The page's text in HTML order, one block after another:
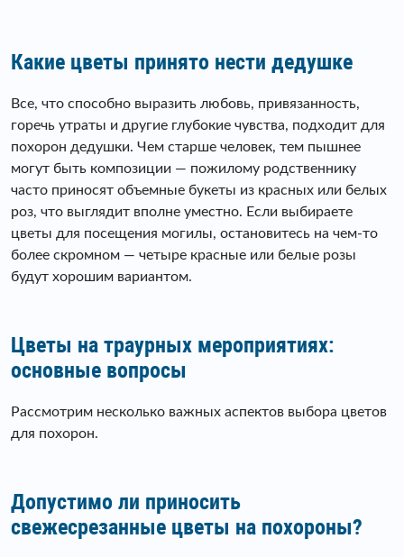
Какие цветы принято нести дедушке
Все, что способно выразить любовь, привязанность,
горечь утраты и другие глубокие чувства, подходит для
похорон дедушки. Чем старше человек, тем пышнее
могут быть композиции — пожилому родственнику
часто приносят объемные букеты из красных или белых
роз, что выглядит вполне уместно. Если выбираете
цветы для посещения могилы, остановитесь на чем-то
более скромном — четыре красные или белые розы
будут хорошим вариантом.
Цветы на траурных мероприятиях:
основные вопросы
Рассмотрим несколько важных аспектов выбора цветов
для похорон.
Допустимо ли приносить
свежесрезанные цветы на похороны?